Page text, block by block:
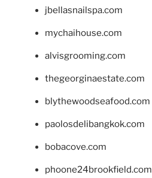
jbellasnailspa.com
mychaihouse.com
alvisgrooming.com
thegeorginaestate.com
blythewoodseafood.com
paolosdelibangkok.com
bobacove.com
phoone24brookfield.com